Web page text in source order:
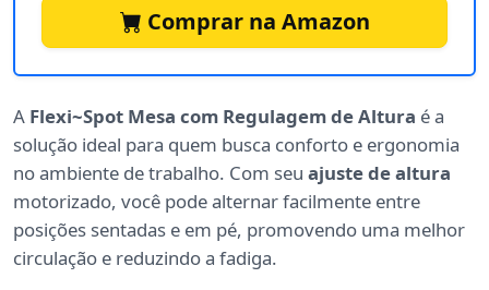
Comprar na Amazon
A Flexi~Spot Mesa com Regulagem de Altura é a
solução ideal para quem busca conforto e ergonomia
no ambiente de trabalho. Com seu ajuste de altura
motorizado, você pode alternar facilmente entre
posições sentadas e em pé, promovendo uma melhor
circulação e reduzindo a fadiga.